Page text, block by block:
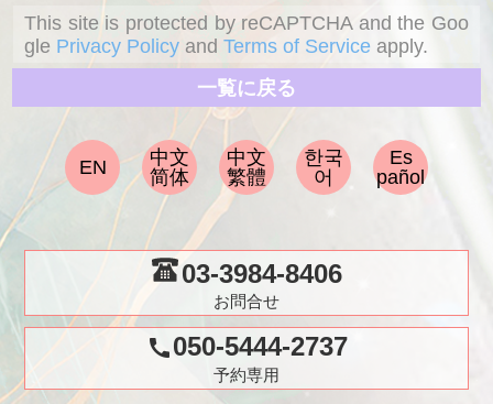
This site is protected by reCAPTCHA and the Goo
gle Privacy Policy andTerms of Service apply.
一覧に戻る
EN
中文
简体
中文
繁體
한국
어
Es
pañol
03-3984-8406
お問合せ
call050-5444-2737
予約専用